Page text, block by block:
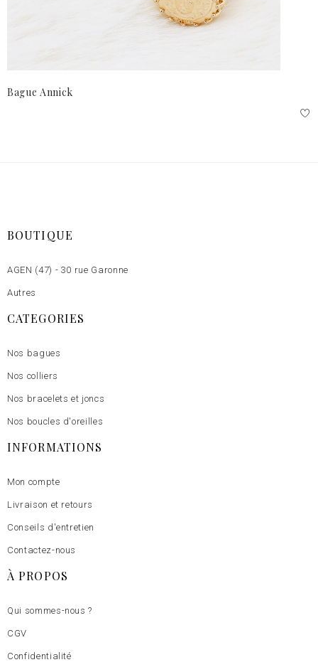
Bague Annick
BOUTIQUE
AGEN (47) - 30 rue Garonne
Autres
CATEGORIES
Nos bagues
Nos colliers
Nos bracelets et joncs
Nos boucles d'oreilles
INFORMATIONS
Mon compte
Livraison et retours
Conseils d'entretien
Contactez-nous
À PROPOS
Qui sommes-nous ?
CGV
Confidentialité